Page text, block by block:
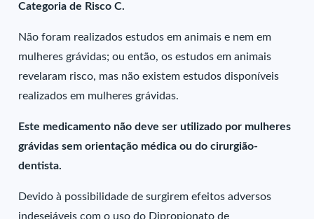
Categoria de Risco C.
Não foram realizados estudos em animais e nem em
mulheres grávidas; ou então, os estudos em animais
revelaram risco, mas não existem estudos disponíveis
realizados em mulheres grávidas.
Este medicamento não deve ser utilizado por mulheres
grávidas sem orientação médica ou do cirurgião-
dentista.
Devido à possibilidade de surgirem efeitos adversos
indesejáveis com o uso do Dipropionato de